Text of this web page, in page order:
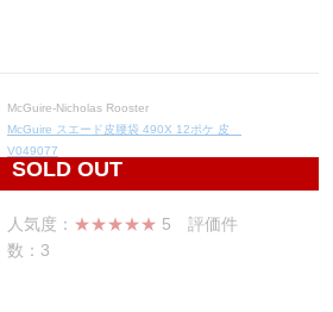
SOLD OUT
McGuire-Nicholas Rooster
McGuire スエード皮腰袋 490X 12ポケ 皮
V049077
3,168
人気度： ★★★★★ 5 評価件
数：3